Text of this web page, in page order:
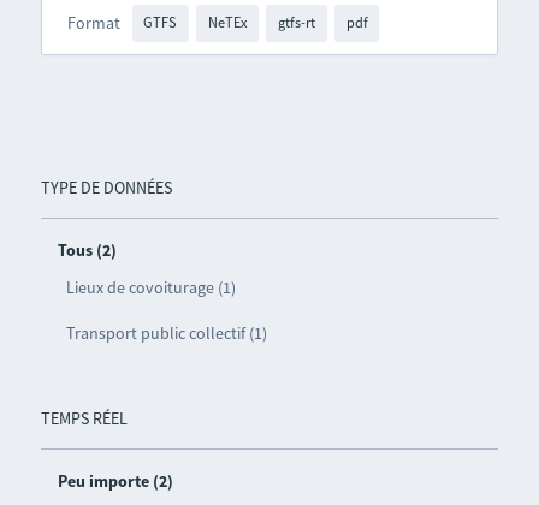
TYPE DE DONNÉES
Tous (2)
Lieux de covoiturage (1)
Transport public collectif (1)
TEMPS RÉEL
Peu importe (2)
Format GTFS NeTEx gtfs-rt pdf